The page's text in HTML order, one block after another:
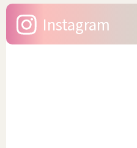
感がかえって目立つ場合があ
りま...
Instagram